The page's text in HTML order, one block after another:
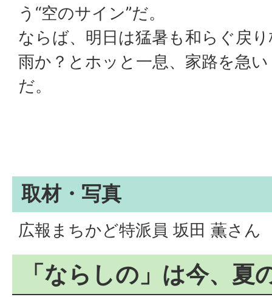
う“空のサイン”だ。
ならば、明日は猛暑も和らぐ戻
雨か？とホッと一息、家路を急い
だ。
取材・写真
広報まちかど特派員 坂田 薫さん
「ならしの」は今、夏